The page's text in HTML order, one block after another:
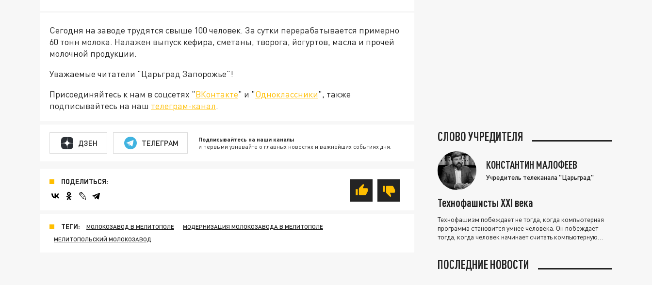
Сегодня на заводе трудятся свыше 100 человек. За сутки перерабатывается примерно
60 тонн молока. Налажен выпуск кефира, сметаны, творога, йогуртов, масла и прочей
молочной продукции.
Уважаемые читатели "Царьград Запорожье"!
Присоединяйтесь к нам в соцсетях "ВКонтакте" и "Одноклассники", также
подписывайтесь на наш телеграм-канал.
ДЗЕН ТЕЛЕГРАМ Подписывайтесь на наши каналы
и первыми узнавайте о главных новостях и важнейших событиях дня.
ПОДЕЛИТЬСЯ:
ТЕГИ: МОЛОКОЗАВОД В МЕЛИТОПОЛЕ
МОДЕРНИЗАЦИЯ МОЛОКОЗАВОДА В МЕЛИТОПОЛЕ
МЕЛИТОПОЛЬСКИЙ МОЛОКОЗАВОД
СЛОВО УЧРЕДИТЕЛЯ
КОНСТАНТИН МАЛОФЕЕВ
Учредитель телеканала "Царьград"
Технофашисты XXI века
Технофашизм побеждает не тогда, когда компьютерная
программа становится умнее человека. Он побеждает
тогда, когда человек начинает считать компьютерную
ПОСЛЕДНИЕ НОВОСТИ